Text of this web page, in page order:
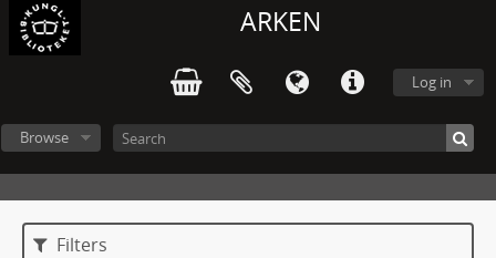
ARKEN
Log in
Browse
Filters